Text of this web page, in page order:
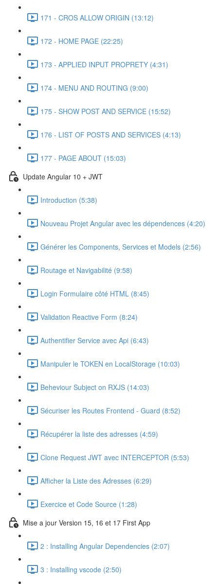
171 - CROS ALLOW ORIGIN (13:12)
172 - HOME PAGE (22:25)
173 - APPLIED INPUT PROPRETY (4:31)
174 - MENU AND ROUTING (9:00)
175 - SHOW POST AND SERVICE (15:52)
176 - LIST OF POSTS AND SERVICES (4:13)
177 - PAGE ABOUT (15:03)
Update Angular 10 + JWT
Introduction (5:38)
Nouveau Projet Angular avec les dépendences (4:20)
Générer les Components, Services et Models (2:56)
Routage et Navigabilité (9:58)
Login Formulaire côté HTML (8:45)
Validation Reactive Form (8:24)
Authentifier Service avec Api (6:43)
Manipuler le TOKEN en LocalStorage (10:03)
Beheviour Subject on RXJS (14:03)
Sécuriser les Routes Frontend - Guard (8:52)
Récupérer la liste des adresses (4:59)
Clone Request JWT avec INTERCEPTOR (5:53)
Afficher la Liste des Adresses (6:29)
Exercice et Code Source (1:28)
Mise a jour Version 15, 16 et 17 First App
2 : Installing Angular Dependencies (2:07)
3 : Installing vscode (2:50)